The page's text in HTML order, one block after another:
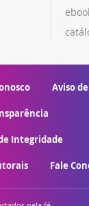
Aviso
Integridade
Fale